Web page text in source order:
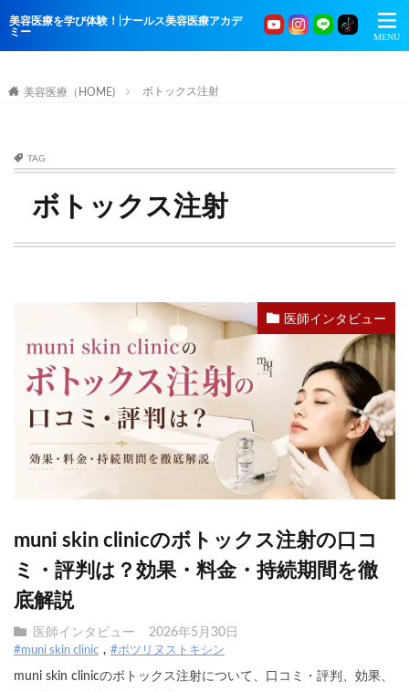
美容医療を学び体験！|ナールス美容医療アカデ
ミー
美容医療（HOME) ボトックス注射
TAG
ボトックス注射
医師インタビュー
muni skin clinicのボトックス注射の口コ
ミ・評判は？効果・料金・持続期間を徹
底解説
医師インタビュー 2026年5月30日
#muni skin clinic #ボツリヌストキシン
muni skin clinicのボトックス注射について、口コミ・評判、効果、